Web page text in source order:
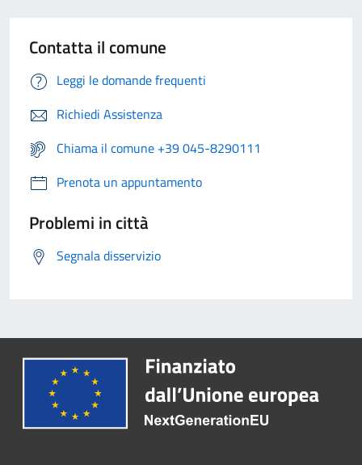
Contatta il comune
Leggi le domande frequenti
Richiedi Assistenza
Chiama il comune +39 045-8290111
Prenota un appuntamento
Problemi in città
Segnala disservizio